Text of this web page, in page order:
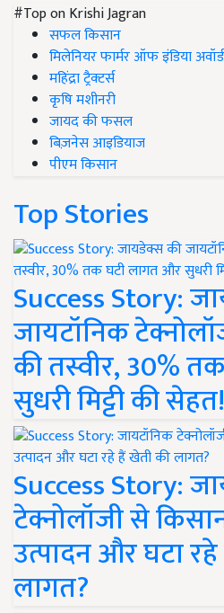
#Top on Krishi Jagran
सफल किसान
मिलेनियर फार्मर ऑफ इंडिया अवॉर्ड
महिंद्रा ट्रैक्टर्स
कृषि मशीनरी
जायद की फसल
बिज़नेस आइडियाज
पीएम किसान
Top Stories
Success Story:
जायटॉनिक
की तस्वीर, 30%
सुधरी मिट्टी की सेहत!
Success Story:
टेक्नोलॉजी से
उत्पादन और घटा
लागत?